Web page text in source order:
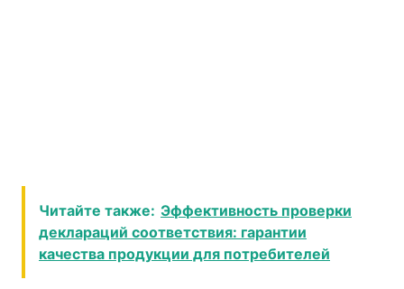
Читайте также: Эффективность проверки
деклараций соответствия: гарантии
качества продукции для потребителей